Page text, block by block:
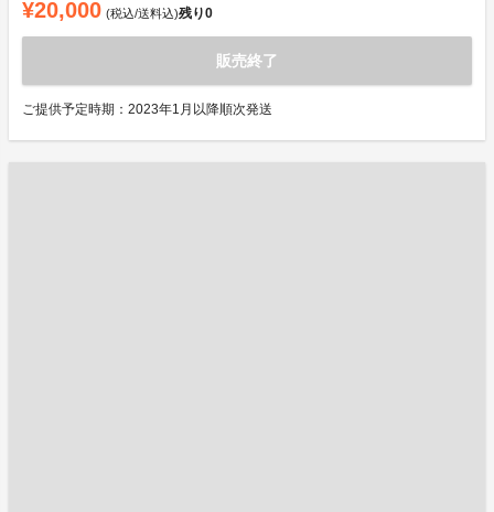
¥20,000 (税込/送料込)残り0
販売終了
ご提供予定時期：2023年1月以降順次発送